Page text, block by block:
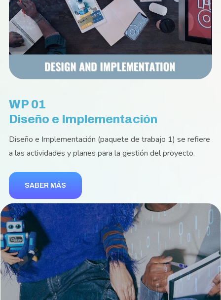
WP 01
Diseño e Implementación
Diseño e Implementación (paquete de trabajo 1) se refiere
a las actividades y planes para la gestión del proyecto.
SABER MÁS